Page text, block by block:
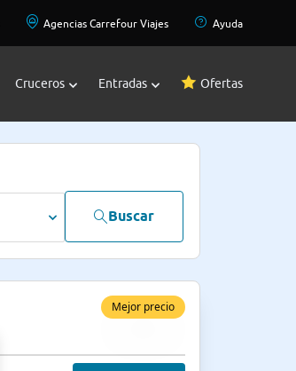
Agencias Carrefour Viajes Ayuda
Cruceros Entradas Ofertas
Buscar
Mejor precio